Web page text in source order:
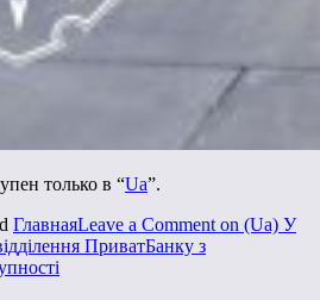
только в “Ua”.
ГлавнаяLeave a Comment on (Ua) У
ПриватБанку з